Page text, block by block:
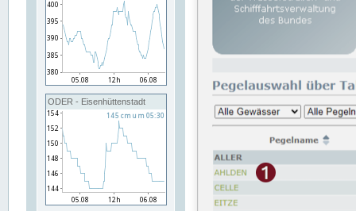
ODER - Eisenhüttenstadt